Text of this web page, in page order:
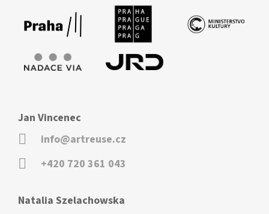
Jan Vincenec
info@artreuse.cz
+420 720 361 043
Natalia Szelachowska